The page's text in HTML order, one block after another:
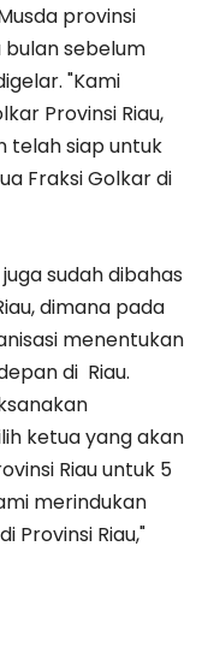
provinsi
sebelum
"Kami
Provinsi Riau,
telah siap untuk
Fraksi Golkar di
sudah dibahas
dimana pada
menentukan
di Riau.
ketua yang akan
Riau untuk 5
merindukan
Provinsi Riau,"